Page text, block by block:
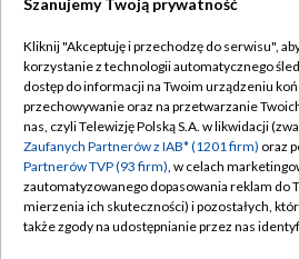
TVP
Abonament TVP
Emisja w TVP
Centrum informacji TVP
Naziemna Telewizja Cyfrowa
Regulamin
Polityka
Moje
Pomoc
Szanujemy Twoją prywatność
Kliknij "Akceptuję i przechodzę do serwisu",
korzystanie z technologii automatycznego
dostęp do informacji na Twoim urządzeniu
przechowywanie oraz na przetwarzanie
nas, czyli Telewizję Polską S.A. w likwidacji
Zaufanych Partnerów z IAB* (1201 firm) oraz
Partnerów TVP (93 firm), w celach
zautomatyzowanego dopasowania reklam do
mierzenia ich skuteczności) i pozostałych,
także zgody na udostępnianie przez nas